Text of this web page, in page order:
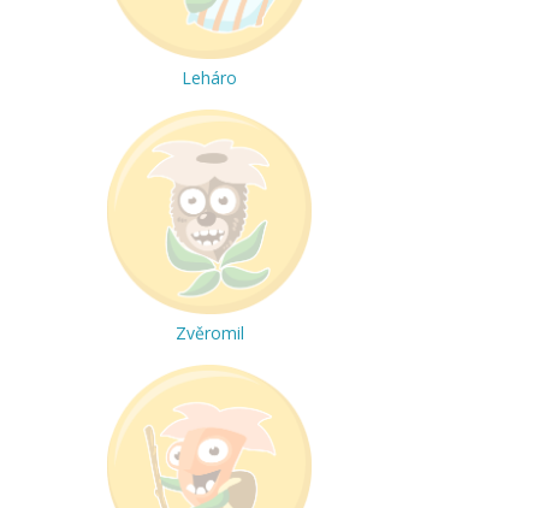
Leháro
Zvěromil